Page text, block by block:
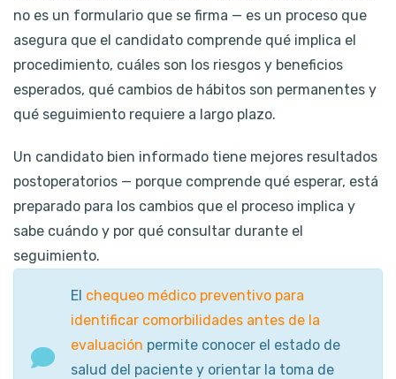
no es un formulario que se firma — es un proceso que
asegura que el candidato comprende qué implica el
procedimiento, cuáles son los riesgos y beneficios
esperados, qué cambios de hábitos son permanentes y
qué seguimiento requiere a largo plazo.
Un candidato bien informado tiene mejores resultados
postoperatorios — porque comprende qué esperar, está
preparado para los cambios que el proceso implica y
sabe cuándo y por qué consultar durante el
seguimiento.
El chequeo médico preventivo para
identificar comorbilidades antes de la
evaluación permite conocer el estado de
salud del paciente y orientar la toma de